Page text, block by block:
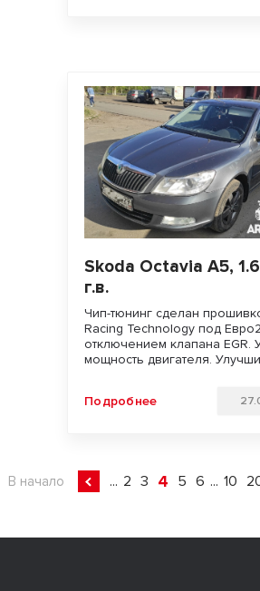
Skoda Octavia A5,
г.в.
Чип-тюнинг сделан
Racing Technology под
отключением клапана EGR. Увеличили
мощность двигателя. Улучшили
дорогах!!!
Подробнее
В начало ... 2 3 4 5 6 ... 10